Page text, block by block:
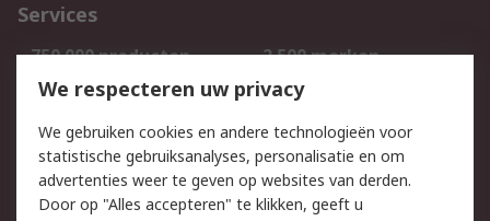
Services
750.000 producten
2.500 merken
Bestellen
Inkoopoplossingen
Track & Trace
Wettelijk
We respecteren uw privacy
We gebruiken cookies en andere technologieën voor
statistische gebruiksanalyses, personalisatie en om
advertenties weer te geven op websites van derden.
Door op "Alles accepteren" te klikken, geeft u